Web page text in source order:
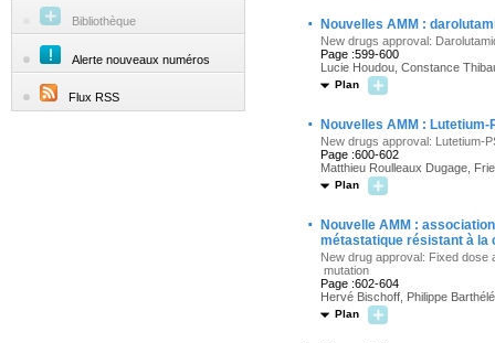
Bibliothèque
Alerte nouveaux numéros
Flux RSS
· Nouvelles AMM :
New drugs approval:
Page :599-600
Lucie Houdou, Constance
Plan
· Nouvelles AMM :
New drugs approval: Lutetium-
Page :600-602
Matthieu Roulleaux Dugage,
Plan
·
Nouvelle AMM :
métastatique résistant à
New drug approval: Fixed dose
mutation
Page :602-604
Hervé Bischoff, Philippe
Plan